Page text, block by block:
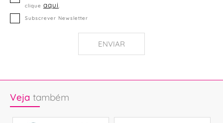
clique aqui.
Subscrever Newsletter
ENVIAR
Veja também